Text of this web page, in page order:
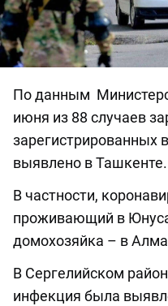
По данным
июня из 88 случаев
зарегистрированных
выявлено в Ташкенте.
В частности,
проживающий в
домохозяйка – в
В Сергелийском
инфекция была